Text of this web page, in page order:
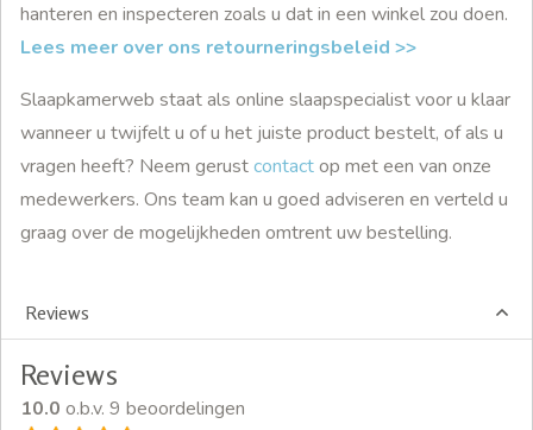
hanteren en inspecteren zoals u dat in een winkel zou doen.
Lees meer over ons retourneringsbeleid >>
Slaapkamerweb staat als online slaapspecialist voor u klaar
wanneer u twijfelt u of u het juiste product bestelt, of als u
vragen heeft? Neem gerustcontactop met een van onze
medewerkers. Ons team kan u goed adviseren en verteld u
graag over de mogelijkheden omtrent uw bestelling.
Reviews
Reviews
10.0 o.b.v. 9 beoordelingen